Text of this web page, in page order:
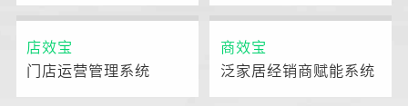
店效宝
门店运营管理系统
商效宝
泛家居经销商赋能系统